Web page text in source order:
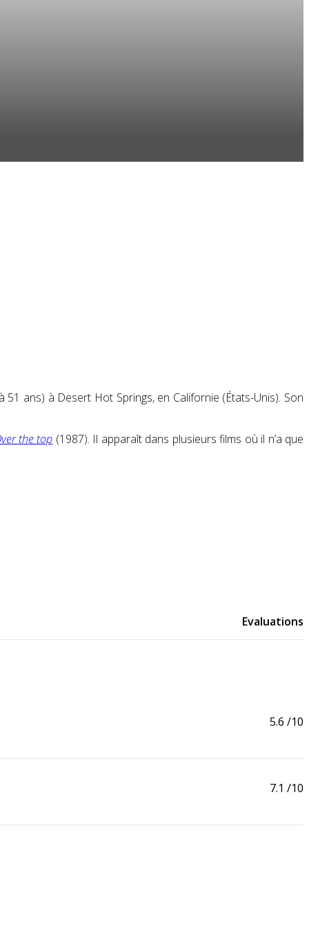
51 ans) à Desert Hot Springs, en Californie (États-Unis). Son
the top (1987). Il apparaît dans plusieurs films où il n’a que
Evaluations
5.6 /10
7.1 /10